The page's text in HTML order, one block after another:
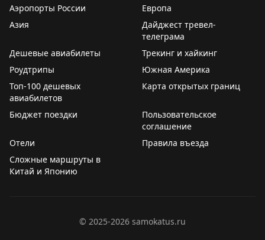
утром разбирались в
отравленииболее 50 туристов
из Ephesia Holiday Beach Club 5* в Турции. Уже во
второй половине дня Минздрав Турции
все отдыхающие выписаны из больницы.
🔹 В
не попадешь. Это все про
спрос у россиян на отдых во вьетнамской Камрани в
высокий сезон с турагентами и туроператорами.
🔹Выясняли, может ли ChatGPT (конечно , нет)
подобратьтур лучше турагента? Чат-бот отправил
нас на Мадейру, Крит и Албанскую Ривьеру, забыв
Аэропорты России
Европа
Азия
Дайджест тревел-
телеграма
Дешевые авиабилеты
Трекинг и хайкинг
Роудтрипы
Южная Америка
Топ-100 дешевых
авиабилетов
Карта открытых границ
Бюджет поездки
Пользовательское
соглашение
Отели
Правила въезда
Сложные маршруты в
Китай и Японию
© 2025-2026 samokatus.ru